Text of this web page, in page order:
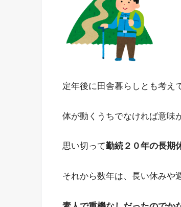
定年後に田舎暮らしとも考え
体が動くうちでなければ意味
思い切って勤続２０年の長期
それから数年は、長い休みや